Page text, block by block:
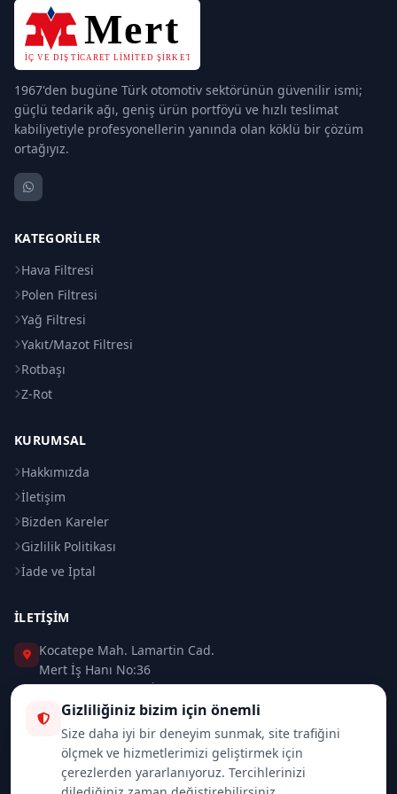
1967'den bugüne Türk otomotiv sektörünün güvenilir ismi;
güçlü tedarik ağı, geniş ürün portföyü ve hızlı teslimat
kabiliyetiyle profesyonellerin yanında olan köklü bir çözüm
ortağıyız.
KATEGORILER
Hava Filtresi
Polen Filtresi
Yağ Filtresi
Yakıt/Mazot Filtresi
Rotbaşı
Z-Rot
KURUMSAL
Hakkımızda
İletişim
Bizden Kareler
Gizlilik Politikası
İade ve İptal
İLETIŞIM
Kocatepe Mah. Lamartin Cad.
Mert İş Hanı No:36
Taksim / Beyoğlu / İSTANBUL
0 (212) 235 37 83
0 (532) 418 08 46
Gizliliğiniz bizim için önemli
Size daha iyi bir deneyim sunmak, site trafiğini
ölçmek ve hizmetlerimizi geliştirmek için
çerezlerden yararlanıyoruz. Tercihlerinizi